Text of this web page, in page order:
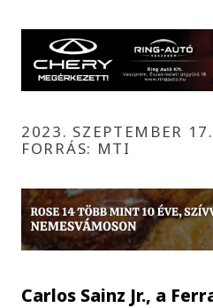
2023. SZEPTEMBER
FORRÁS: MTI
Carlos Sainz Jr., a